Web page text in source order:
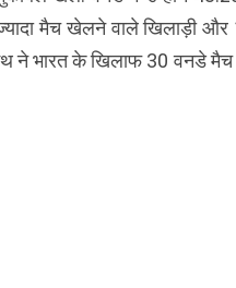
मैच खेलने वाले खिलाड़ी और
ने भारत के खिलाफ 30 वनडे